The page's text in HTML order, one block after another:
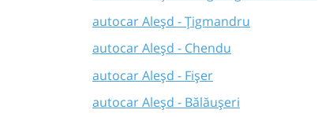
autocar Aleșd - Țigmandru
autocar Aleșd - Chendu
autocar Aleșd - Fișer
autocar Aleșd - Bălăușeri